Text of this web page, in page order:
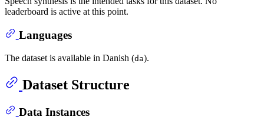
leaderboard is active at this point.
Languages
The dataset is available in Danish (da).
Dataset Structure
Data Instances